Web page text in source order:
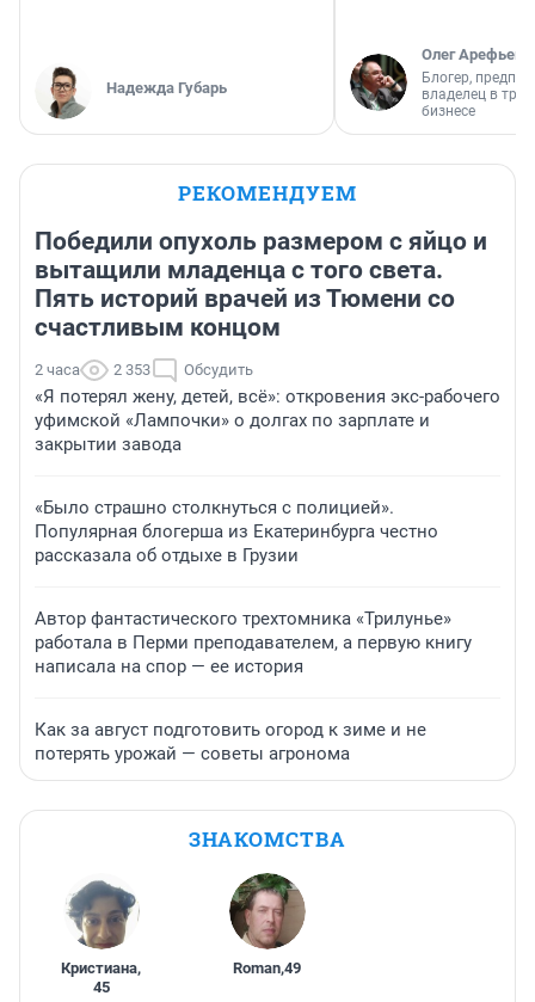
Надежда Губарь
Олег Арефьев
Блогер,
владелец в
бизнесе
РЕКОМЕНДУЕМ
Победили опухоль размером с яйцо и
вытащили младенца с того света.
Пять историй врачей из Тюмени со
счастливым концом
2 часа 2 353 Обсудить
«Я потерял жену, детей, всё»: откровения экс-рабочего
уфимской «Лампочки» о долгах по зарплате и
закрытии завода
«Было страшно столкнуться с полицией».
Популярная блогерша из Екатеринбурга честно
рассказала об отдыхе в Грузии
Автор фантастического трехтомника «Трилунье»
работала в Перми преподавателем, а первую книгу
написала на спор — ее история
Как за август подготовить огород к зиме и не
потерять урожай — советы агронома
ЗНАКОМСТВА
Кристиана,
45
Roman,49